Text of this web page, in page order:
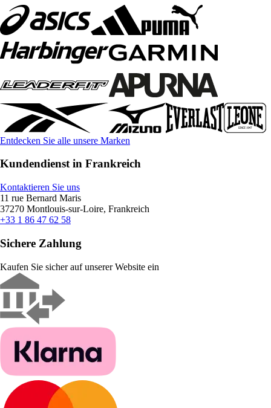
Entdecken Sie alle unsere Marken
Kundendienst in Frankreich
Kontaktieren Sie uns
11 rue Bernard Maris
37270 Montlouis-sur-Loire, Frankreich
+33 1 86 47 62 58
Sichere Zahlung
Kaufen Sie sicher auf unserer Website ein